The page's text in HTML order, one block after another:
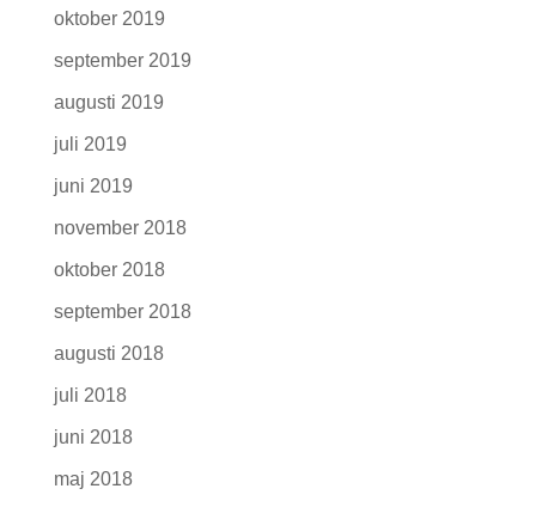
oktober 2019
september 2019
augusti 2019
juli 2019
juni 2019
november 2018
oktober 2018
september 2018
augusti 2018
juli 2018
juni 2018
maj 2018